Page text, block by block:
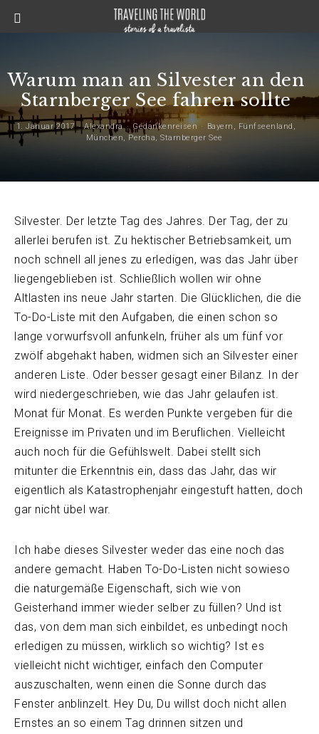
Warum man an Silvester an den
Starnberger See fahren sollte
1. Januar 2017 Alexandra Gedankenreisen Bayern , Fünfseenland ,
München, Percha, Starnberger See
Silvester. Der letzte Tag des Jahres. Der Tag, der zu
allerlei berufen ist. Zu hektischer Betriebsamkeit, um
noch schnell all jenes zu erledigen, was das Jahr über
liegengeblieben ist. Schließlich wollen wir ohne
Altlasten ins neue Jahr starten. Die Glücklichen, die die
To-Do-Liste mit den Aufgaben, die einen schon so
lange vorwurfsvoll anfunkeln, früher als um fünf vor
zwölf abgehakt haben, widmen sich an Silvester einer
anderen Liste. Oder besser gesagt einer Bilanz. In der
wird niedergeschrieben, wie das Jahr gelaufen ist.
Monat für Monat. Es werden Punkte vergeben für die
Ereignisse im Privaten und im Beruflichen. Vielleicht
auch noch für die Gefühlswelt. Dabei stellt sich
mitunter die Erkenntnis ein, dass das Jahr, das wir
eigentlich als Katastrophenjahr eingestuft hatten, doch
gar nicht übel war.
Ich habe dieses Silvester weder das eine noch das
andere gemacht. Haben To-Do-Listen nicht sowieso
die naturgemäße Eigenschaft, sich wie von
Geisterhand immer wieder selber zu füllen? Und ist
das, von dem man sich einbildet, es unbedingt noch
erledigen zu müssen, wirklich so wichtig? Ist es
vielleicht nicht wichtiger, einfach den Computer
auszuschalten, wenn einen die Sonne durch das
Fenster anblinzelt. Hey Du, Du willst doch nicht allen
Ernstes an so einem Tag drinnen sitzen und